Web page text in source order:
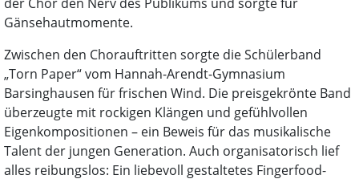
Gänsehautmomente.
Zwischen den Chorauftritten sorgte die Schülerband
„Torn Paper“ vom Hannah-Arendt-Gymnasium
Barsinghausen für frischen Wind. Die preisgekrönte Band
überzeugte mit rockigen Klängen und gefühlvollen
Eigenkompositionen – ein Beweis für das musikalische
Talent der jungen Generation. Auch organisatorisch lief
alles reibungslos: Ein liebevoll gestaltetes Fingerfood-